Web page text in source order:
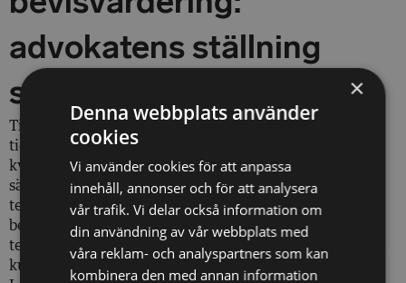
advokatens ställning
spelar roll
Tingsrätten konstaterade att advokaten, genom sitt
tidigare uppdrag och sin långvariga kontakt med
kvinnan, hade en förtroendeställning som måste få
särskild betydelse vid bevisvärderingen. När
testamentstagaren är någon som står i
beroendeställning eller har maktposition gentemot
testator, ställs ofta högre krav på att testatorns vilja ska
kunna styrkas.
×
Denna webbplats använder
cookies
Vi använder cookies för att anpassa
innehåll, annonser och för att analysera
vår trafik. Vi delar också information om
din användning av vår webbplats med
våra reklam- och analyspartners som kan
kombinera den med annan information